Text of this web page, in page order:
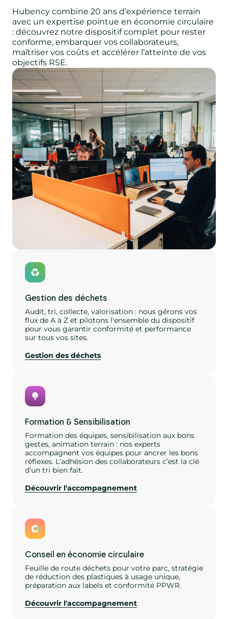
Hubency combine 20 ans d’expérience terrain
avec un expertise pointue en économie circulaire
: découvrez notre dispositif complet pour rester
conforme, embarquer vos collaborateurs,
maîtriser vos coûts et accélérer l’atteinte de vos
objectifs RSE.
Gestion des déchets
Audit, tri, collecte, valorisation : nous gérons vos
flux de A à Z et pilotons l'ensemble du dispositif
pour vous garantir conformité et performance
sur tous vos sites.
Gestion des déchets
Formation & Sensibilisation
Formation des équipes, sensibilisation aux bons
gestes, animation terrain : nos experts
accompagnent vos équipes pour ancrer les bons
réflexes. L'adhésion des collaborateurs c’est la clé
d’un tri bien fait.
Découvrir l'accompagnement
Conseil en économie circulaire
Feuille de route déchets pour votre parc, stratégie
de réduction des plastiques à usage unique,
préparation aux labels et conformité PPWR.
Découvrir l'accompagnement